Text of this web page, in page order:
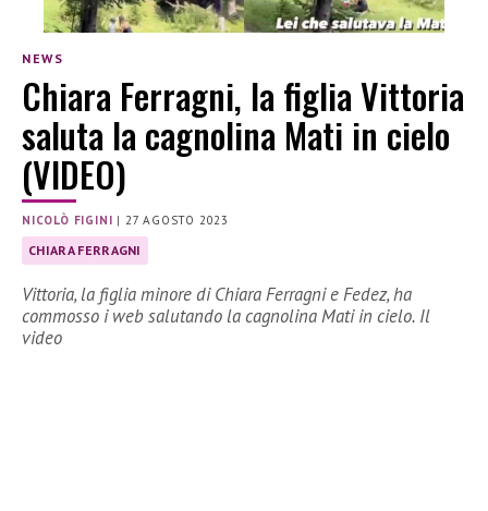
NEWS
Chiara Ferragni, la figlia Vittoria
saluta la cagnolina Mati in cielo
(VIDEO)
NICOLÒ FIGINI | 27 AGOSTO 2023
CHIARA FERRAGNI
Vittoria, la figlia minore di Chiara Ferragni e Fedez, ha
commosso i web salutando la cagnolina Mati in cielo. Il
video